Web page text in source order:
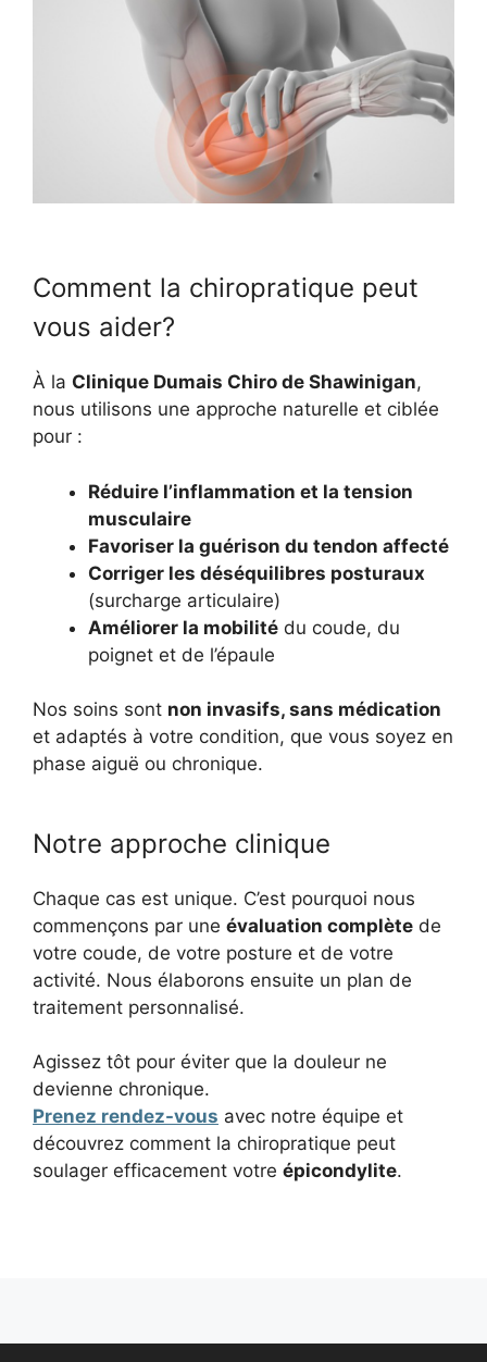
Comment la chiropratique peut
vous aider?
À la Clinique Dumais Chiro de Shawinigan,
nous utilisons une approche naturelle et ciblée
pour :
Réduire l’inflammation et la tension
musculaire
Favoriser la guérison du tendon affecté
Corriger les déséquilibres posturaux
(surcharge articulaire)
Améliorer la mobilité du coude, du
poignet et de l’épaule
Nos soins sont non invasifs, sans médication
et adaptés à votre condition, que vous soyez en
phase aiguë ou chronique.
Notre approche clinique
Chaque cas est unique. C’est pourquoi nous
commençons par une évaluation complète de
votre coude, de votre posture et de votre
activité. Nous élaborons ensuite un plan de
traitement personnalisé.
Agissez tôt pour éviter que la douleur ne
devienne chronique.
Prenez rendez-vous avec notre équipe et
découvrez comment la chiropratique peut
soulager efficacement votre épicondylite.